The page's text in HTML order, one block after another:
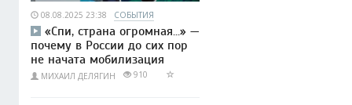
08.08.2025 23:38 СОБЫТИЯ
«Спи, страна огромная...» —
почему в России до сих пор
не начата мобилизация
МИХАИЛ ДЕЛЯГИН 910